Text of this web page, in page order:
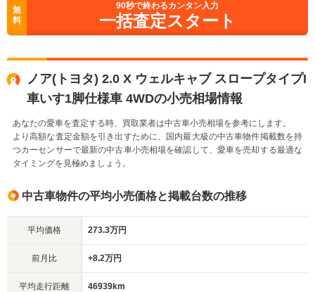
無
料
90秒で終わるカンタン入力
一括査定スタート
ノア(トヨタ) 2.0 X ウェルキャブ スロープタイプI
車いす1脚仕様車 4WDの小売相場情報
あなたの愛車を査定する時、買取業者は中古車小売相場を参考にします。
より高額な査定金額を引き出すために、国内最大級の中古車物件掲載数を持
つカーセンサーで最新の中古車小売相場を確認して、愛車を売却する最適な
タイミングを見極めましょう。
中古車物件の平均小売価格と掲載台数の推移
平均価格 273.3万円
前月比 +8.2万円
平均走行距離 46939km